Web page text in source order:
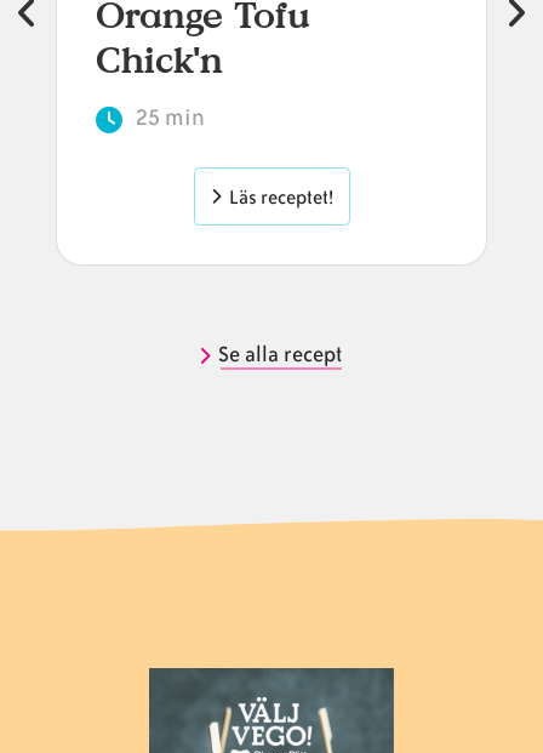
Orange Tofu
Chick'n
25 min
Läs receptet!
Se alla recept